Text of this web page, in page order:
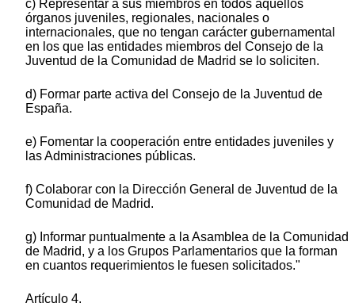
c) Representar a sus miembros en todos aquellos
órganos juveniles, regionales, nacionales o
internacionales, que no tengan carácter gubernamental
en los que las entidades miembros del Consejo de la
Juventud de la Comunidad de Madrid se lo soliciten.
d) Formar parte activa del Consejo de la Juventud de
España.
e) Fomentar la cooperación entre entidades juveniles y
las Administraciones públicas.
f) Colaborar con la Dirección General de Juventud de la
Comunidad de Madrid.
g) Informar puntualmente a la Asamblea de la Comunidad
de Madrid, y a los Grupos Parlamentarios que la forman
en cuantos requerimientos le fuesen solicitados."
Artículo 4.